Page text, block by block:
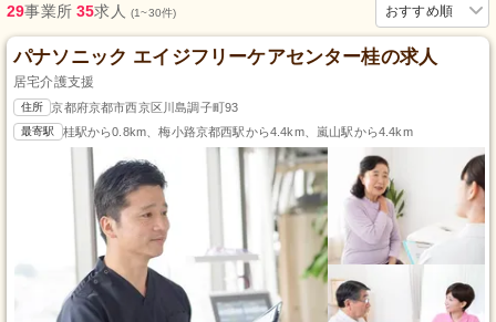
おすすめ順
29事業所 35求人 (1~30件)
パナソニック エイジフリーケアセンター桂の求人
居宅介護支援
住所 京都府京都市西京区川島調子町93
最寄駅 桂駅から0.8km、梅小路京都西駅から4.4km、嵐山駅から4.4km